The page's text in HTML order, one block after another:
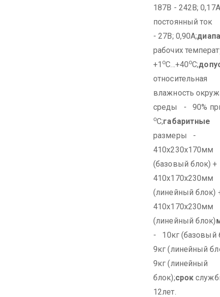
187В - 242В;
постоянный
- 27В; 0,90А;
рабочих
+1 оС...+40оС;
относительная
влажность
среды - 90%
оС;габаритные
размеры -
410х230х170мм
(базовый блок) +
410х170х230мм
(линейный блок)
410х170х230мм
(линейный блок)
- 10кг (базовый
9кг (линейный
9кг (линейный
блок);срок
12лет.